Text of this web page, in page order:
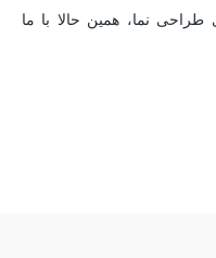
طراحی نما، همین حالا با ما